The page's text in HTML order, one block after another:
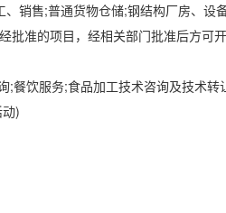
销售;普通货物仓储;钢结构厂房、
批准的项目，经相关部门批准后方可
;餐饮服务;食品加工技术咨询及技术
)